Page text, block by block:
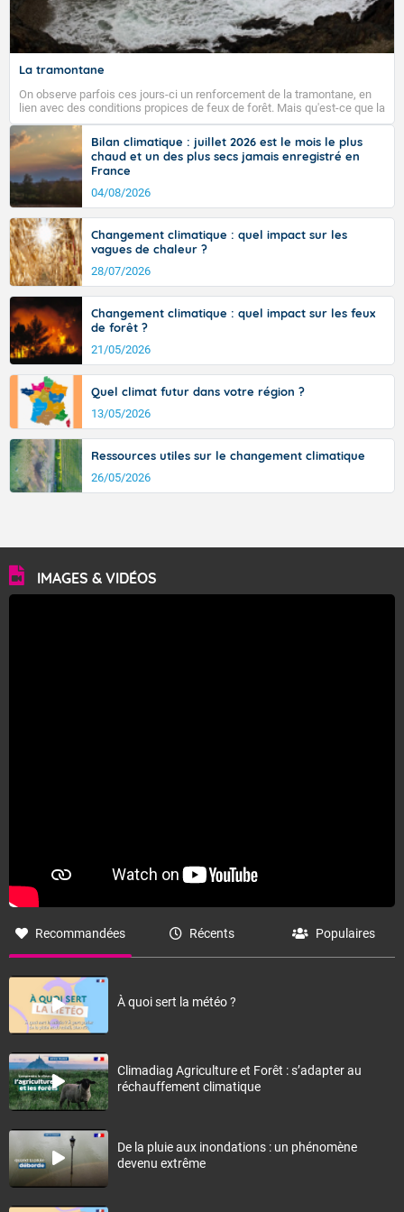
La tramontane
On observe parfois ces jours-ci un renforcement de la tramontane, en
lien avec des conditions propices de feux de forêt. Mais qu'est-ce que la
tramontane ? Quelles sont ses caractéristiques ? La tramontane est un
vent turbulent soufflant de secteur nord-ouest à nord, ou ouest à nord-
ouest, dans un secteur qui part du Roussillon à la vallée de l’Aude et à
l’ouest de l’Hérault. L’étymologie de ce vent vient du latin trasmontanus,
signifiant au-delà des monts, en allusion aux régions montagneuses
d’où provient ce vent.
Bilan climatique : juillet 2026 est le mois le plus
chaud et un des plus secs jamais enregistré en
France
04/08/2026
Changement climatique : quel impact sur les
vagues de chaleur ?
28/07/2026
Changement climatique : quel impact sur les feux
de forêt ?
21/05/2026
Quel climat futur dans votre région ?
13/05/2026
Ressources utiles sur le changement climatique
26/05/2026
IMAGES & VIDÉOS
Recommandées Récents Populaires
À quoi sert la météo ?
Climadiag Agriculture et Forêt : s’adapter au
réchauffement climatique
De la pluie aux inondations : un phénomène
devenu extrême